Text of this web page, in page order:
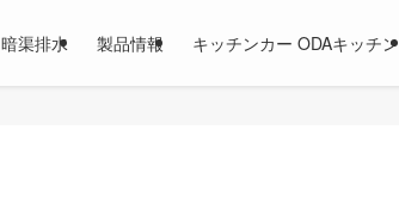
暗渠排水 製品情報 キッチンカー ODAキッチン